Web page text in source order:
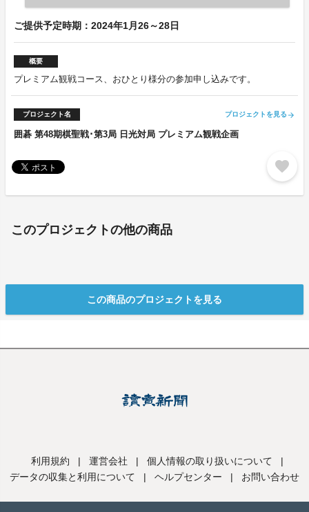
ご提供予定時期：2024年1月26～28日
概要
プレミアム観戦コース、おひとり様分の参加申し込みです。
プロジェクト名 プロジェクトを見る arrow_forward
囲碁 第48期棋聖戦･第3局 日光対局 プレミアム観戦企画
favorite
このプロジェクトの他の商品
この商品のプロジェクトを見る
利用規約 | 運営会社 | 個人情報の取り扱いについて
|
データの収集と利用について
| ヘルプセンター | お問い合わせ